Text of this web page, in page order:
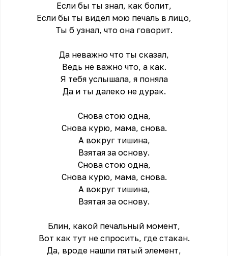
Если бы ты знал, как болит,
Если бы ты видел мою печаль в лицо,
Ты б узнал, что она говорит.
Да неважно что ты сказал,
Ведь не важно что, а как.
Я тебя услышала, я поняла
Да и ты далеко не дурак.
Снова стою одна,
Снова курю, мама, снова.
А вокруг тишина,
Взятая за основу.
Снова стою одна,
Снова курю, мама, снова.
А вокруг тишина,
Взятая за основу.
Блин, какой печальный момент,
Вот как тут не спросить, где стакан.
Да, вроде нашли пятый элемент,